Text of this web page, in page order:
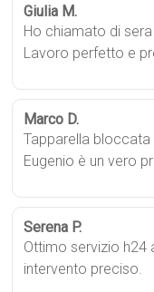
Giulia M.
Ho chiamato di
Lavoro perfetto e
Marco D.
Tapparella bloccata
Eugenio è un vero
Serena P.
Ottimo servizio h24
intervento preciso.